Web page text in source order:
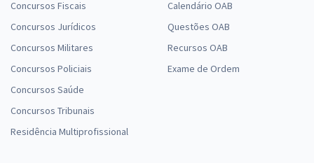
Concursos Fiscais
Concursos Jurídicos
Concursos Militares
Concursos Policiais
Concursos Saúde
Concursos Tribunais
Residência Multiprofissional
Calendário OAB
Questões OAB
Recursos OAB
Exame de Ordem